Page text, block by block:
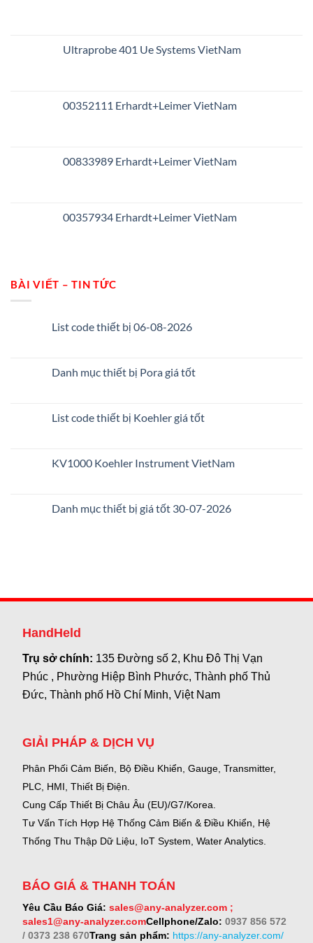
Ultraprobe 401 Ue Systems VietNam
00352111 Erhardt+Leimer VietNam
00833989 Erhardt+Leimer VietNam
00357934 Erhardt+Leimer VietNam
BÀI VIẾT – TIN TỨC
List code thiết bị 06-08-2026
Danh mục thiết bị Pora giá tốt
List code thiết bị Koehler giá tốt
KV1000 Koehler Instrument VietNam
Danh mục thiết bị giá tốt 30-07-2026
HandHeld
Trụ sở chính: 135 Đường số 2, Khu Đô Thị Vạn
Phúc , Phường Hiệp Bình Phước, Thành phố Thủ
Đức, Thành phố Hồ Chí Minh, Việt Nam
GIẢI PHÁP & DỊCH VỤ
Phân Phối Cảm Biến, Bộ Điều Khiển, Gauge, Transmitter,
PLC, HMI, Thiết Bị Điện.
Cung Cấp Thiết Bị Châu Âu (EU)/G7/Korea.
Tư Vấn Tích Hợp Hệ Thống Cảm Biến & Điều Khiển, Hệ
Thống Thu Thập Dữ Liệu, IoT System, Water Analytics.
BÁO GIÁ & THANH TOÁN
Yêu Cầu Báo Giá: sales@any-analyzer.com ;
sales1@any-analyzer.comCellphone/Zalo: 0937 856 572
/ 0373 238 670Trang sản phẩm: https://any-analyzer.com/